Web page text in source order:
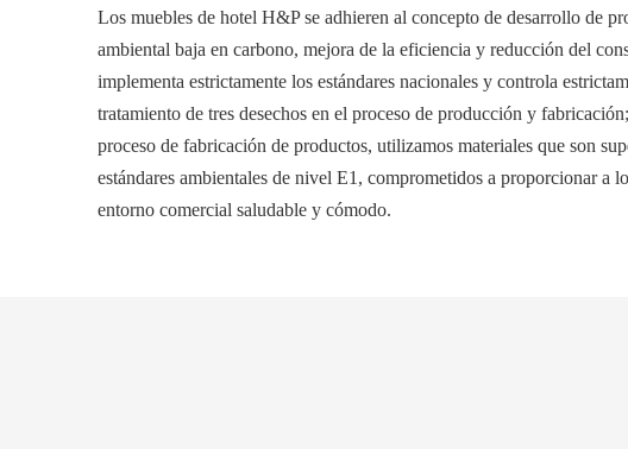
Los muebles de hotel H&P se adhieren al concepto de desarrollo de
ambiental baja en carbono, mejora de la eficiencia y reducción del
implementa estrictamente los estándares nacionales y controla
tratamiento de tres desechos en el proceso de producción y
proceso de fabricación de productos, utilizamos materiales que son
estándares ambientales de nivel E1, comprometidos a proporcionar a
entorno comercial saludable y cómodo.